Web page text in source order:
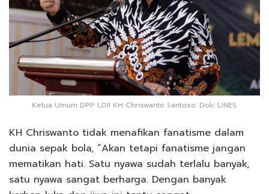
Ketua Umum DPP LDII KH Chriswanto Santoso. Dok: LINES.
KH Chriswanto tidak menafikan fanatisme dalam
dunia sepak bola, “Akan tetapi fanatisme jangan
mematikan hati. Satu nyawa sudah terlalu banyak,
satu nyawa sangat berharga. Dengan banyak